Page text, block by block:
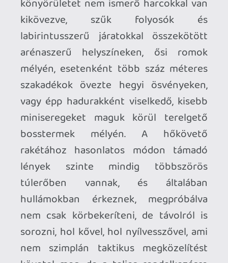
A választ igazából a másik kéz adja meg,
ahonnan - az aktuális mana erejéig -
különféle varázslatok indíthatók. A
tűzlabda önmagában is hasznos tud
lenni, de egy kiömlött olajoshordó
közelében egy kisebb csapatot is lángba
tud borítani; a széllökés rövid ideig
lélegzetvételnyi időhöz jut, de sokkal
hasznosabb, ha egy szakadék vagy
mélyedés előtt, esetleg egy szögekkel
kivert falfelület előtt történik, az oda
felszúrt ellenfelek ugyanis elég kis
eséllyel támadnak fel. Ezek, azaz az
alapvető támadások, a mágia és a
környezet kombinálása pedig
egyszerűen elengedhetetlen, különösen
akkor, amikor akár négy-öt hullámnyi
ellenfelet is túl kell érni valahogy - a
Fatekeeper ugyanis nehéz, és a
legtöbbször inkább mesterségesen, sem
mint organikusan.